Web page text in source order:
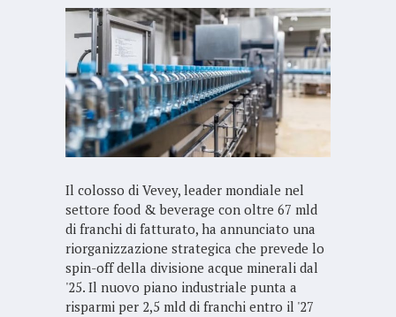
Il colosso di Vevey, leader mondiale nel
settore food & beverage con oltre 67 mld
di franchi di fatturato, ha annunciato una
riorganizzazione strategica che prevede lo
spin-off della divisione acque minerali dal
'25. Il nuovo piano industriale punta a
risparmi per 2,5 mld di franchi entro il '27